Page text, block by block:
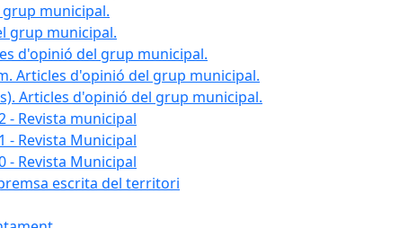
grup municipal.
grup municipal.
d'opinió del grup municipal.
Articles d'opinió del grup municipal.
Articles d'opinió del grup municipal.
- Revista municipal
- Revista Municipal
- Revista Municipal
escrita del territori